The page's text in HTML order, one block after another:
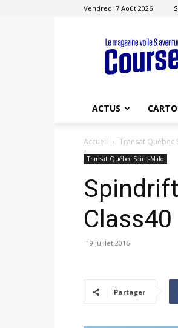
Vendredi 7 Août 2026
ACTUS
Accueil Transat Québec
Transat Québec Saint-Malo
19 juillet 2016
Partager